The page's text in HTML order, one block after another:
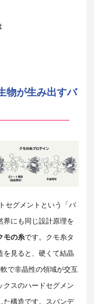
物が生み出すバ
セグメントという「バ
界にも同じ設計原理を
モの糸です。クモ糸タ
を見ると、硬くて結晶
で非晶性の領域が交互
クスのハードセグメン
た構造です。スパンデ